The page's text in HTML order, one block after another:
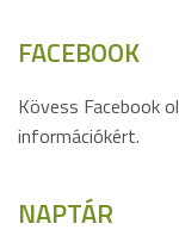
FACEBOOK
Kövess Facebook
információkért.
NAPTÁR